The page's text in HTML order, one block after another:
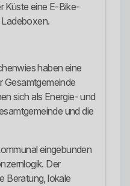
Küste eine E-Bike-
haben eine
Gesamtgemeinde
sich als Energie- und
und die
eingebunden
Der
Beratung, lokale